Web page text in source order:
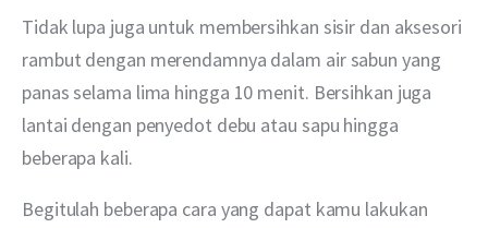
Tidak lupa juga untuk membersihkan sisir dan aksesori
rambut dengan merendamnya dalam air sabun yang
panas selama lima hingga 10 menit. Bersihkan juga
lantai dengan penyedot debu atau sapu hingga
beberapa kali.
Begitulah beberapa cara yang dapat kamu lakukan